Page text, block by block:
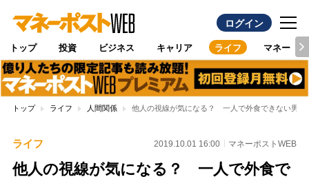
ログイン
トップ 投資 ビジネス キャリア ライフ マネー
トップ ライフ 人間関係 他人の視線が気になる？ 一人で外食できない男性
ライフ 2019.10.01 16:00 マネーポストWEB
他人の視線が気になる？ 一人で外食で